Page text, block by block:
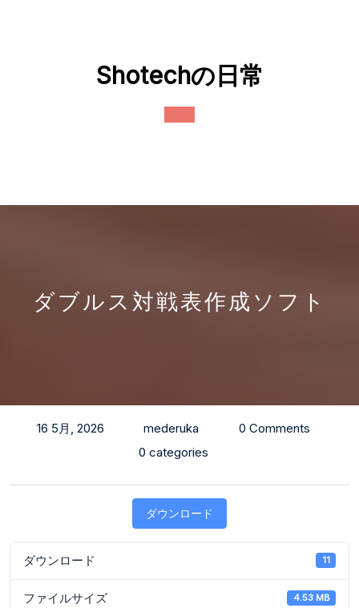
Shotechの日常
ダブルス対戦表作成ソフト
16 5月, 2026 mederuka
0 Comments
0 categories
ダウンロード
ダウンロード 11
ファイルサイズ 4.53 MB